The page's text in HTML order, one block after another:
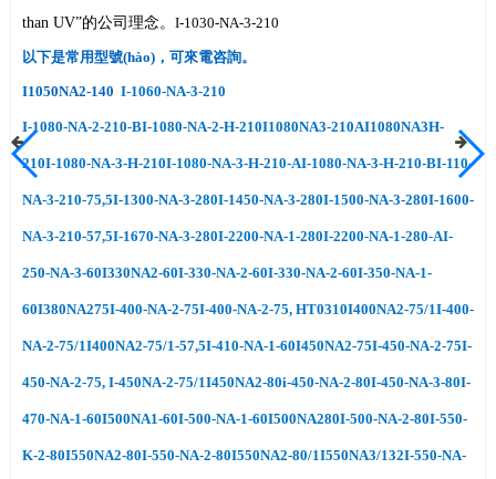
than UV”的公司理念。 I-1030-NA-3-210
以下是常用型號(hào)，可來電咨詢。
I1050NA2-140 I-1060-NA-3-210
I-1080-NA-2-210-BI-1080-NA-2-H-210I1080NA3-210AI1080NA3H-
210I-1080-NA-3-H-210I-1080-NA-3-H-210-AI-1080-NA-3-H-210-BI-110-
NA-3-210-75,5I-1300-NA-3-280I-1450-NA-3-280I-1500-NA-3-280I-1600-
NA-3-210-57,5I-1670-NA-3-280I-2200-NA-1-280I-2200-NA-1-280-AI-
250-NA-3-60I330NA2-60I-330-NA-2-60I-330-NA-2-60I-350-NA-1-
60I380NA275I-400-NA-2-75I-400-NA-2-75, HT0310I400NA2-75/1I-400-
NA-2-75/1I400NA2-75/1-57,5I-410-NA-1-60I450NA2-75I-450-NA-2-75I-
450-NA-2-75, I-450NA-2-75/1I450NA2-80i-450-NA-2-80I-450-NA-3-80I-
470-NA-1-60I500NA1-60I-500-NA-1-60I500NA280I-500-NA-2-80I-550-
K-2-80I550NA2-80I-550-NA-2-80I550NA2-80/1I550NA3/132I-550-NA-